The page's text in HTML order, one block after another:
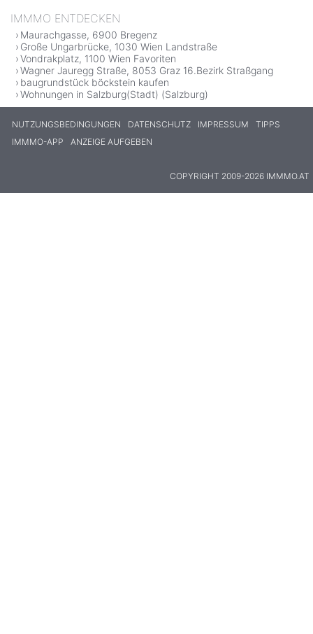
IMMMO ENTDECKEN
Maurachgasse, 6900 Bregenz
Große Ungarbrücke, 1030 Wien Landstraße
Vondrakplatz, 1100 Wien Favoriten
Wagner Jauregg Straße, 8053 Graz 16.Bezirk Straßgang
baugrundstück böckstein kaufen
Wohnungen in Salzburg(Stadt) (Salzburg)
NUTZUNGSBEDINGUNGEN DATENSCHUTZ IMPRESSUM
TIPPS
IMMMO-APP
ANZEIGE AUFGEBEN
COPYRIGHT 2009-2026 IMMMO.AT